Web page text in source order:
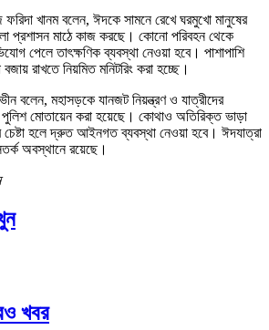
খানম বলেন, ঈদকে সামনে রেখে ঘরমুখো মানুষের
প্রশাসন মাঠে কাজ করছে। কোনো পরিবহন থেকে
পেলে তাৎক্ষণিক ব্যবস্থা নেওয়া হবে। পাশাপাশি
রাখতে নিয়মিত মনিটরিং করা হচ্ছে।
বলেন, মহাসড়কে যানজট নিয়ন্ত্রণ ও যাত্রীদের
পুলিশ মোতায়েন করা হয়েছে। কোথাও অতিরিক্ত ভাড়া
চেষ্টা হলে দ্রুত আইনগত ব্যবস্থা নেওয়া হবে। ঈদযাত্রা
অবস্থানে রয়েছে।
খবর